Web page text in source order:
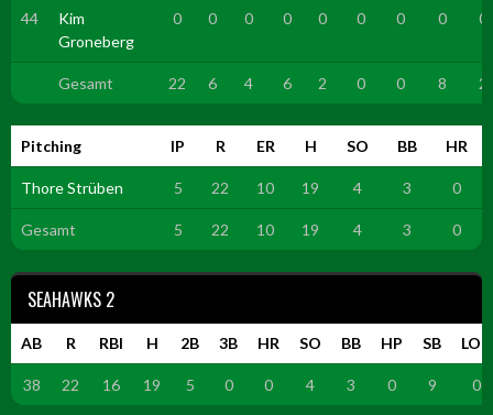
44
Kim
Groneberg
0 0 0 0 0 0 0 0 0
Gesamt 22 6 4 6 2 0 0 8 2
Pitching IP R ER H SO BB HR
Thore Strüben 5 22 10 19 4 3 0
Gesamt 5 22 10 19 4 3 0
SEAHAWKS 2
AB R RBI H 2B 3B HR SO BB HP SB LOB
38 22 16 19 5 0 0 4 3 0 9 0